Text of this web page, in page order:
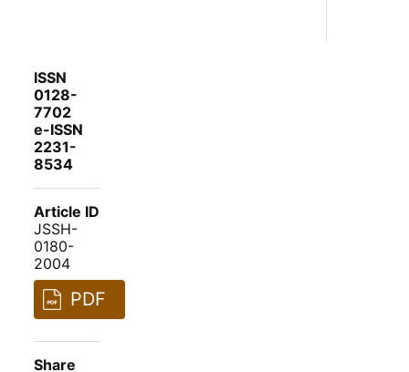
ISSN
0128-
7702
e-ISSN
2231-
8534
Article ID
JSSH-
0180-
2004
PDF
Share